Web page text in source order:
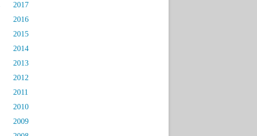
2017
2016
2015
2014
2013
2012
2011
2010
2009